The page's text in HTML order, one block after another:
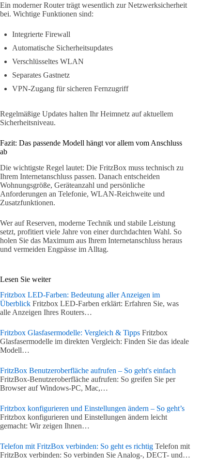
Ein moderner Router trägt wesentlich zur Netzwerksicherheit
bei. Wichtige Funktionen sind:
Integrierte Firewall
Automatische Sicherheitsupdates
Verschlüsseltes WLAN
Separates Gastnetz
VPN-Zugang für sicheren Fernzugriff
Regelmäßige Updates halten Ihr Heimnetz auf aktuellem
Sicherheitsniveau.
Fazit: Das passende Modell hängt vor allem vom Anschluss
ab
Die wichtigste Regel lautet: Die FritzBox muss technisch zu
Ihrem Internetanschluss passen. Danach entscheiden
Wohnungsgröße, Geräteanzahl und persönliche
Anforderungen an Telefonie, WLAN-Reichweite und
Zusatzfunktionen.
Wer auf Reserven, moderne Technik und stabile Leistung
setzt, profitiert viele Jahre von einer durchdachten Wahl. So
holen Sie das Maximum aus Ihrem Internetanschluss heraus
und vermeiden Engpässe im Alltag.
Lesen Sie weiter
Fritzbox LED-Farben: Bedeutung aller Anzeigen im
Überblick Fritzbox LED-Farben erklärt: Erfahren Sie, was
alle Anzeigen Ihres Routers…
Fritzbox Glasfasermodelle: Vergleich & Tipps Fritzbox
Glasfasermodelle im direkten Vergleich: Finden Sie das ideale
Modell…
FritzBox Benutzeroberfläche aufrufen – So geht's einfach
FritzBox-Benutzeroberfläche aufrufen: So greifen Sie per
Browser auf Windows-PC, Mac,…
Fritzbox konfigurieren und Einstellungen ändern – So geht’s
Fritzbox konfigurieren und Einstellungen ändern leicht
gemacht: Wir zeigen Ihnen…
Telefon mit FritzBox verbinden: So geht es richtig Telefon mit
FritzBox verbinden: So verbinden Sie Analog-, DECT- und…